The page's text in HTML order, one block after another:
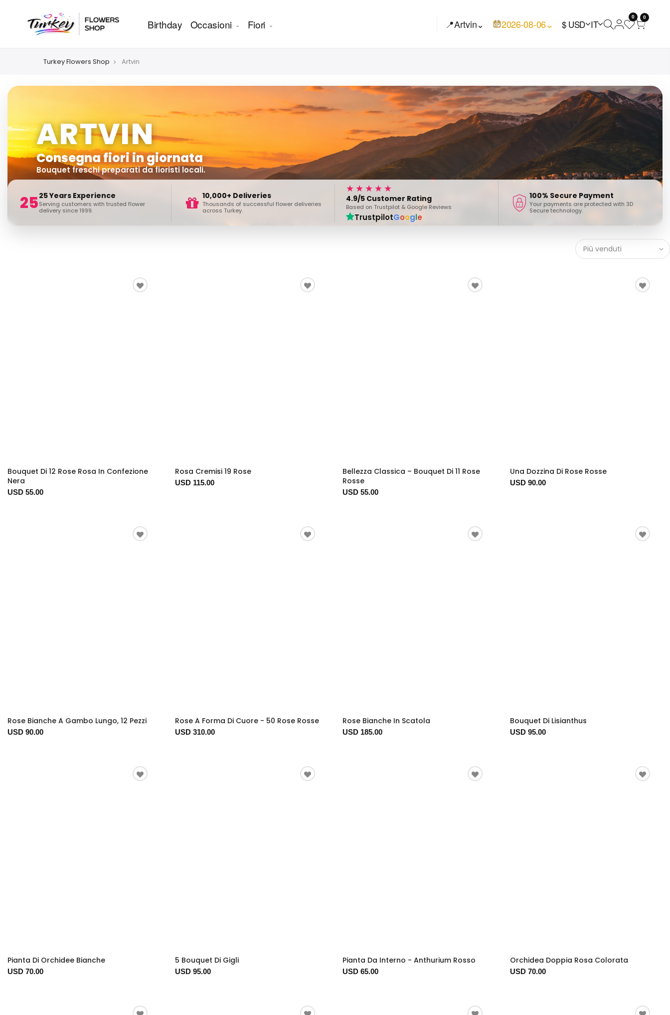
Birthday Occasioni Fiori 📍Artvin⌄ 2026-08-06⌄ $ USD IT
0 0
Turkey Flowers Shop Artvin
ARTVIN
Consegna fiori in giornata
Bouquet freschi preparati da fioristi locali.
2525 Years Experience
Serving customers with trusted flower
delivery since 1999.
10,000+ Deliveries
Thousands of successful flower deliveries
across Turkey.
★★★★★
4.9/5 Customer Rating
Based on Trustpilot & Google Reviews
TrustpilotGoogle
100% Secure Payment
Your payments are protected with 3D
Secure technology.
Più venduti
Bouquet Di 12 Rose Rosa In Confezione
Nera
USD 55.00
Rosa Cremisi 19 Rose
USD 115.00
Bellezza Classica – Bouquet Di 11 Rose
Rosse
USD 55.00
Una Dozzina Di Rose Rosse
USD 90.00
Rose Bianche A Gambo Lungo, 12 Pezzi
USD 90.00
Rose A Forma Di Cuore - 50 Rose Rosse
USD 310.00
Rose Bianche In Scatola
USD 185.00
Bouquet Di Lisianthus
USD 95.00
Pianta Di Orchidee Bianche
USD 70.00
5 Bouquet Di Gigli
USD 95.00
Pianta Da Interno - Anthurium Rosso
USD 65.00
Orchidea Doppia Rosa Colorata
USD 70.00